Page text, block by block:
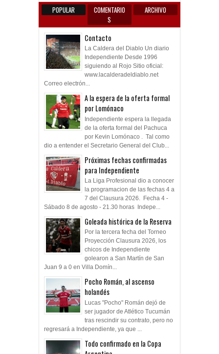
POPULAR
COMENTARIO
S
ARCHIVO
Contacto
La Caldera del Diablo Un diario
Independiente Desde 1996
siguiendo al Rojo Sitio oficial:
www.lacalderadeldiablo.net
Correo electrón...
A la espera de la oferta formal
por Lomónaco
Independiente espera la llegada
de la oferta formal del Pachuca
por Kevin Lomónaco . Tal como
dio a entender el Secretario General del Club...
Próximas fechas confirmadas
para Independiente
La Liga Profesional dio a conocer
la programacion de las fechas 4 a
7 del Clausura 2026. Fecha 4 -
Sábado 8 de agosto - 21.30 horas Indepe...
Goleada histórica de la Reserva
Por la tercera fecha del Torneo
Proyección Clausura 2026, los
chicos de Independiente
golearon a San Martín de San
Juan 9 a 0 en Villa Domín...
Pocho Román, al ascenso
holandés
Lucas "Pocho" Román dejó de
ser jugador de Atlético Tucumán
tras rescindir su contrato, pero no
regresará a Independiente, ya que ...
Todo confirmado en la Copa